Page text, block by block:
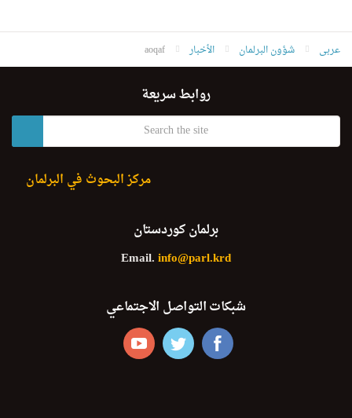
عربى شؤون البرلمان الأخبار aoqaf
روابط سريعة
مركز البحوث في البرلمان
برلمان كوردستان
Email.info@parl.krd
شبكات التواصل الاجتماعي